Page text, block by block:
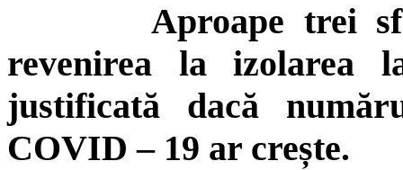
Aproape trei
revenirea la
justificată dacă
COVID – 19 ar crește.